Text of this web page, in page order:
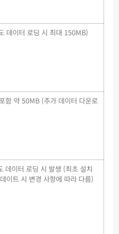
데이터 로딩 시 최대 150MB)
함 약 50MB (추가 데이터 다운로
데이터 로딩 시 발생 (최초 설치
이트 시 변경 사항에 따라 다름)